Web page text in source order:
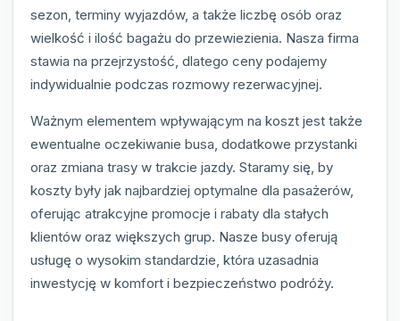
sezon, terminy wyjazdów, a także liczbę osób oraz
wielkość i ilość bagażu do przewiezienia. Nasza firma
stawia na przejrzystość, dlatego ceny podajemy
indywidualnie podczas rozmowy rezerwacyjnej.
Ważnym elementem wpływającym na koszt jest także
ewentualne oczekiwanie busa, dodatkowe przystanki
oraz zmiana trasy w trakcie jazdy. Staramy się, by
koszty były jak najbardziej optymalne dla pasażerów,
oferując atrakcyjne promocje i rabaty dla stałych
klientów oraz większych grup. Nasze busy oferują
usługę o wysokim standardzie, która uzasadnia
inwestycję w komfort i bezpieczeństwo podróży.